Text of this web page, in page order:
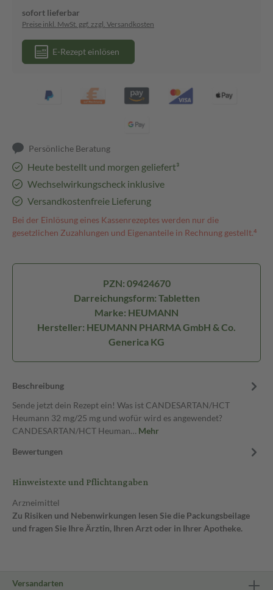
sofort lieferbar
Preise inkl. MwSt. ggf. zzgl. Versandkosten
E-Rezept einlösen
Persönliche Beratung
Heute bestellt und morgen geliefert³
Wechselwirkungscheck inklusive
Versandkostenfreie Lieferung
Bei der Einlösung eines Kassenrezeptes werden nur die
gesetzlichen Zuzahlungen und Eigenanteile in Rechnung gestellt.⁴
PZN: 09424670
Darreichungsform: Tabletten
Marke: HEUMANN
Hersteller: HEUMANN PHARMA GmbH & Co.
Generica KG
Beschreibung
Sende jetzt dein Rezept ein! Was ist CANDESARTAN/HCT
Heumann 32 mg/25 mg und wofür wird es angewendet?
CANDESARTAN/HCT Heuman… Mehr
Bewertungen
Hinweistexte und Pflichtangaben
Arzneimittel
Zu Risiken und Nebenwirkungen lesen Sie die Packungsbeilage
und fragen Sie Ihre Ärztin, Ihren Arzt oder in Ihrer Apotheke.
Versandarten